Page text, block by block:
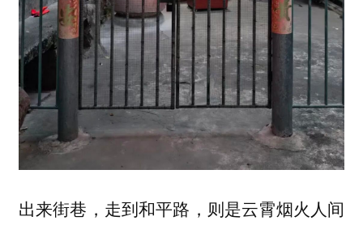
出来街巷，走到和平路，则是云霄烟火人间